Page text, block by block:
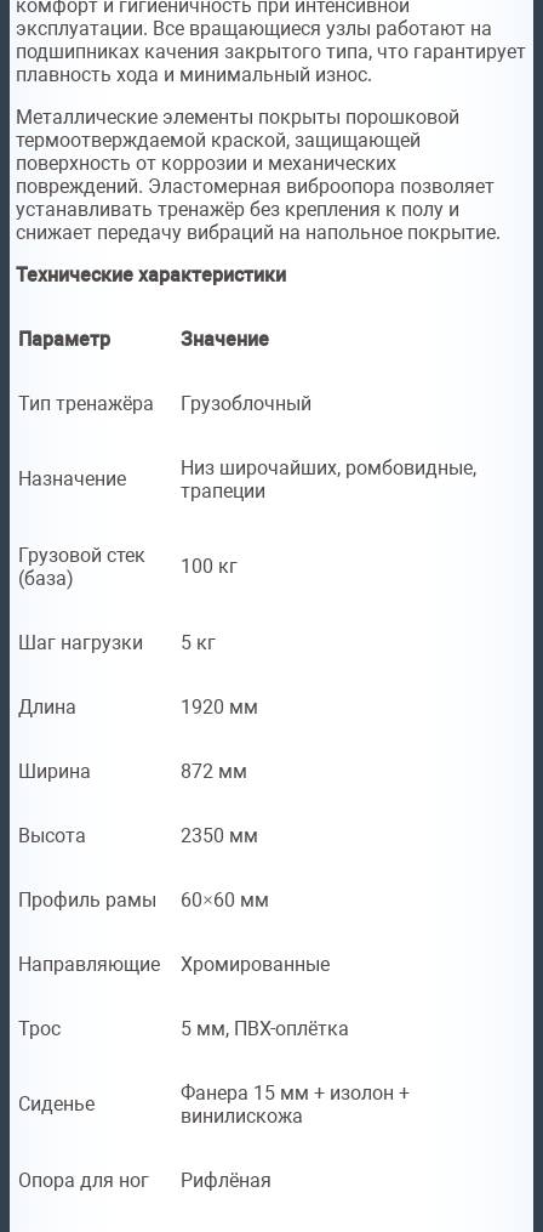
комфорт и гигиеничность при интенсивной
эксплуатации. Все вращающиеся узлы работают на
подшипниках качения закрытого типа, что гарантирует
плавность хода и минимальный износ.
Металлические элементы покрыты порошковой
термоотверждаемой краской, защищающей
поверхность от коррозии и механических
повреждений. Эластомерная виброопора позволяет
устанавливать тренажёр без крепления к полу и
снижает передачу вибраций на напольное покрытие.
Технические характеристики
Параметр Значение
Тип тренажёра Грузоблочный
Назначение
Низ широчайших, ромбовидные,
трапеции
Грузовой стек
(база)
100 кг
Шаг нагрузки 5 кг
Длина 1920 мм
Ширина 872 мм
Высота 2350 мм
Профиль рамы 60×60 мм
Направляющие Хромированные
Трос 5 мм, ПВХ-оплётка
Сиденье
Фанера 15 мм + изолон +
винилискожа
Опора для ног Рифлёная